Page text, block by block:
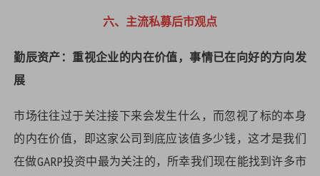
六、主流私募后市观点
勤辰资产：重视企业的内在价值，事情已在向好的方向发
展
市场往往过于关注接下来会发生什么，而忽视了标的本身
的内在价值，即这家公司到底应该值多少钱，这才是我们
在做GARP投资中最为关注的，所幸我们现在能找到许多市